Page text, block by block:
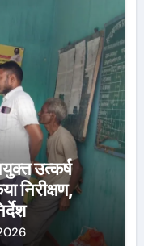
उत्कर्ष
निरीक्षण,